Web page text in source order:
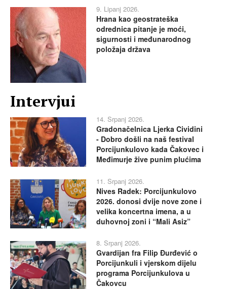
9. Lipanj 2026.
Hrana kao geostrateška
odrednica pitanje je moći,
sigurnosti i međunarodnog
položaja država
Intervjui
14. Srpanj 2026.
Gradonačelnica Ljerka Cividini
- Dobro došli na naš festival
Porcijunkulovo kada Čakovec i
Međimurje žive punim plućima
11. Srpanj 2026.
Nives Radek: Porcijunkulovo
2026. donosi dvije nove zone i
velika koncertna imena, a u
duhovnoj zoni i “Mali Asiz”
8. Srpanj 2026.
Gvardijan fra Filip Đurđević o
Porcijunkuli i vjerskom dijelu
programa Porcijunkulova u
Čakovcu